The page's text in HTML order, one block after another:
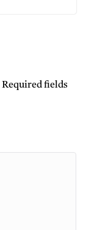
Required fields